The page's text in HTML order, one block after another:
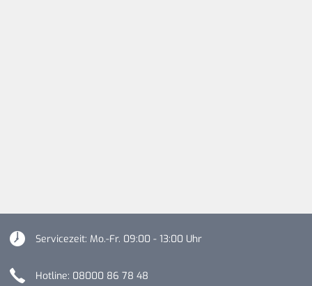
Servicezeit: Mo.-Fr. 09:00 - 13:00 Uhr
Hotline: 08000 86 78 48